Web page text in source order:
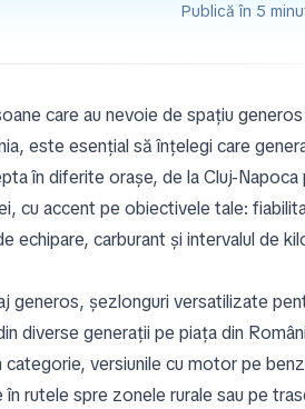
Publică în 5
care au nevoie de spațiu
este esențial să înțelegi care
în diferite orașe, de la Cluj-Napoca
cu accent pe obiectivele tale:
echipare, carburant și intervalul de
șezlonguri versatilizate
diverse generații pe piața din
versiunile cu motor pe
rutele spre zonele rurale sau pe